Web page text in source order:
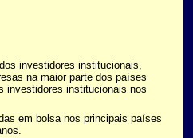
investidores institucionais,
na maior parte dos países
investidores institucionais nos
em bolsa nos principais países